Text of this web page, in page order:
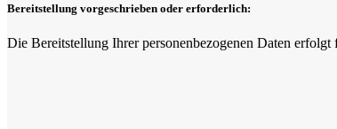
Bereitstellung vorgeschrieben oder erforderlich:
Die Bereitstellung Ihrer personenbezogenen Daten